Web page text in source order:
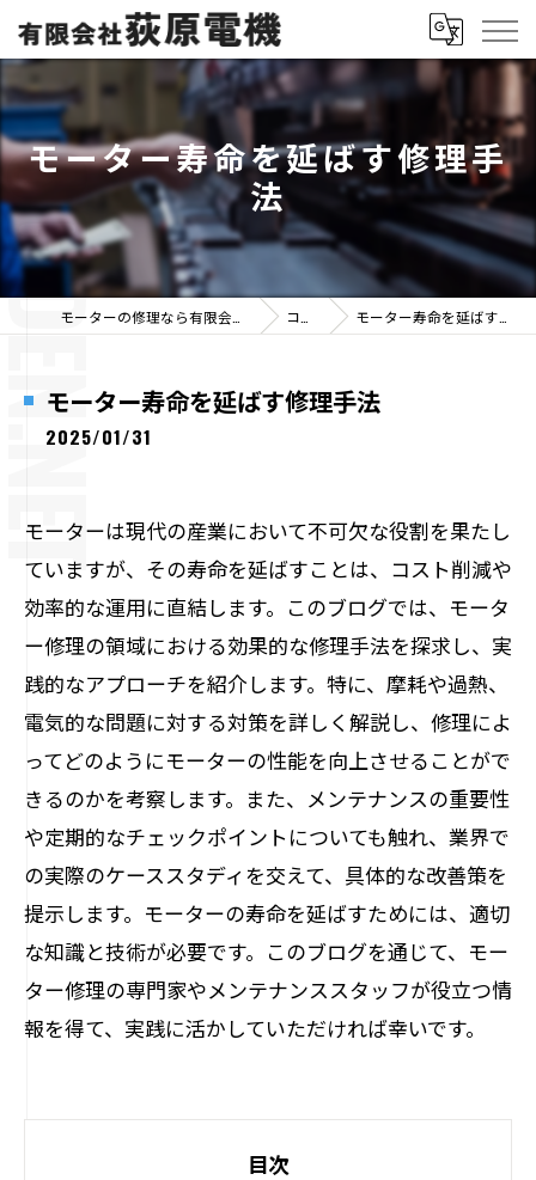
モーター寿命を延ばす修理手
法
コラム モーター寿命を延ばす修理手法
モーター寿命を延ばす修理手法
2025/01/31
モーターは現代の産業において不可欠な役割を果たし
ていますが、その寿命を延ばすことは、コスト削減や
効率的な運用に直結します。このブログでは、モータ
ー修理の領域における効果的な修理手法を探求し、実
践的なアプローチを紹介します。特に、摩耗や過熱、
電気的な問題に対する対策を詳しく解説し、修理によ
ってどのようにモーターの性能を向上させることがで
きるのかを考察します。また、メンテナンスの重要性
や定期的なチェックポイントについても触れ、業界で
の実際のケーススタディを交えて、具体的な改善策を
提示します。モーターの寿命を延ばすためには、適切
な知識と技術が必要です。このブログを通じて、モー
ター修理の専門家やメンテナンススタッフが役立つ情
報を得て、実践に活かしていただければ幸いです。
目次